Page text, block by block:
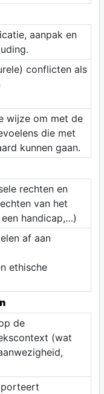
aanpak en
conflicten als
wijze om met de
die met
kunnen gaan.
rechten en
van het
handicap,…)
af aan
ethische
de
(wat